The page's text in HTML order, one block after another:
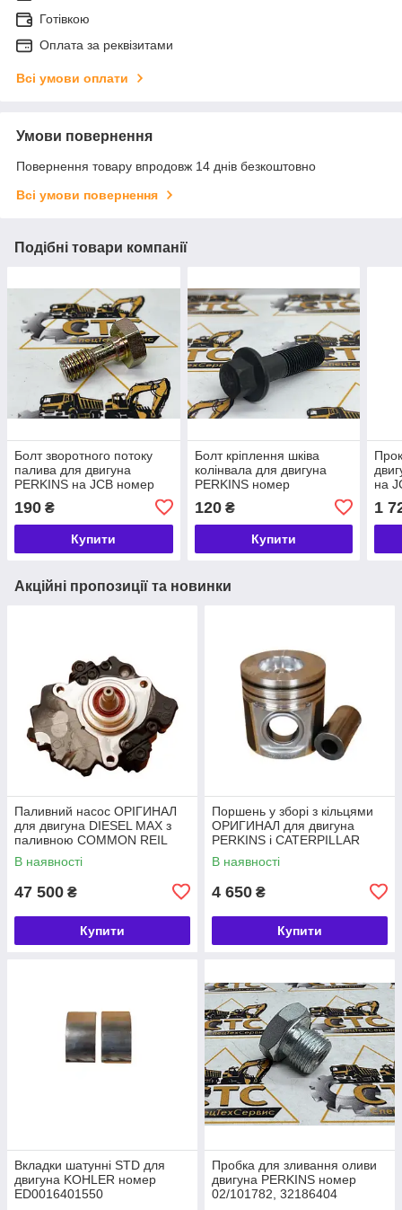
Готівкою
Оплата за реквізитами
Всі умови оплати
Умови повернення
Повернення товару впродовж 14 днів безкоштовно
Всі умови повернення
Подібні товари компанії
Болт зворотного потоку
палива для двигуна
PERKINS на JCB номер
190 ₴
Купити
Болт кріплення шківа
колінвала для двигуна
PERKINS номер
120₴
Купити
на
1
Акційні пропозиції та новинки
Паливний насос ОРІГИНАЛ
для двигуна DIESEL MAX з
паливною COMMON REIL
номер 320/06620, 28568252
В наявності
47 500 ₴
Купити
Поршень у зборі з кільцями
ОРИГИНАЛ для двигуна
PERKINS і CATERPILLAR
номер 4115P015, 225-5437
В наявності
4 650 ₴
Купити
Вкладки шатунні STD для
двигуна KOHLER номер
ED0016401550
Пробка для зливання оливи
двигуна PERKINS номер
02/101782, 32186404